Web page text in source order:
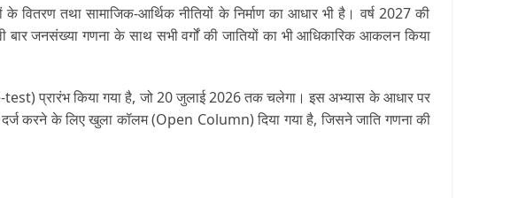
तथा सामाजिक-आर्थिक नीतियों के निर्माण का आधार भी है। वर्ष 2027 की
बार जनसंख्या गणना के साथ सभी वर्गों की जातियों का भी आधिकारिक आकलन किया
test) प्रारंभ किया गया है, जो 20 जुलाई 2026 तक चलेगा। इस अभ्यास के आधार पर
दर्ज करने के लिए खुला कॉलम (Open Column) दिया गया है, जिसने जाति गणना की